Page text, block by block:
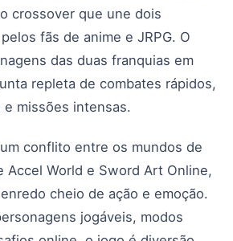
crossover que une dois
fãs de anime e JRPG. O
das duas franquias em
repleta de combates rápidos,
e missões intensas.
conflito entre os mundos de
Accel World e Sword Art Online,
cheio de ação e emoção.
jogáveis, modos